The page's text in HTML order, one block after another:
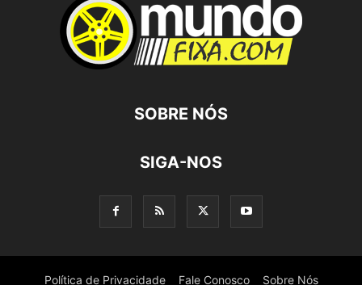
SOBRE NÓS
SIGA-NOS
Política de Privacidade Fale Conosco Sobre Nós